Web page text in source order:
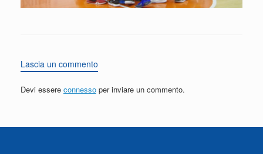
Lascia un commento
Devi essere connesso per inviare un commento.